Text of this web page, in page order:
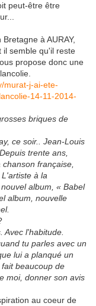
peut-être être
à AURAY,
il semble qu'il reste
propose donc une
murat-j-ai-ete-
14-11-2014-
briques de
ce soir.. Jean-Louis
trente ans,
française,
à la
album, « Babel
album, nouvelle
Avec l'habitude.
tu parles avec un
lui a planqué un
beaucoup de
moi, donner son avis
au coeur de